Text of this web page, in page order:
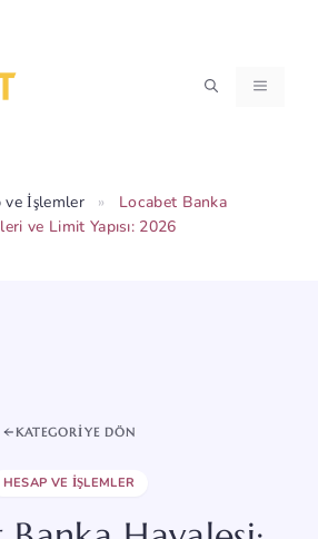
MENÜ
ve İşlemler »
Locabet Banka
ve Limit Yapısı: 2026
KATEGORIYE DÖN
HESAP VE İŞLEMLER